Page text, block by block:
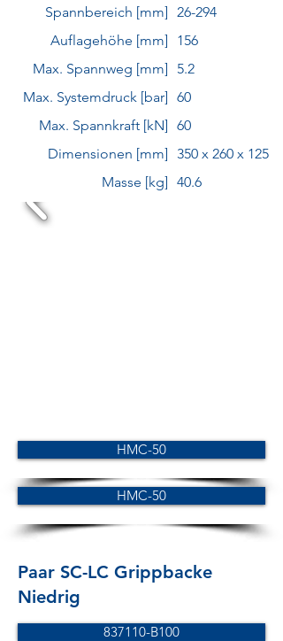
Spannbereich [mm] 26-294
Auflagehöhe [mm]
156
Max. Spannweg [mm] 5.2
Max. Systemdruck [bar] 60
Max. Spannkraft [kN] 60
Dimensionen [mm] 350 x 260 x 125
Masse [kg] 40.6
HMC-50
HMC-50
Paar SC-LC Grippbacke
Niedrig
837110-B100